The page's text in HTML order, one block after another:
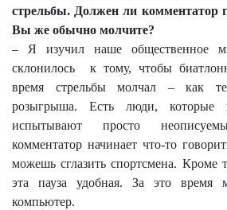
стрельбы. Должен ли комментатор
Вы же обычно молчите?
– Я изучил наше общественное
склонилось
к тому, чтобы
время стрельбы молчал – как
розыгрыша. Есть люди, которые
испытывают просто
комментатор начинает что-то
можешь сглазить спортсмена. Кроме
эта пауза удобная. За это время
компьютер.